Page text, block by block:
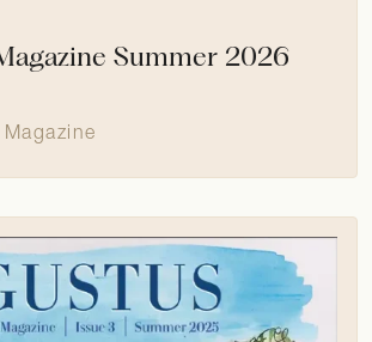
Summer 2026